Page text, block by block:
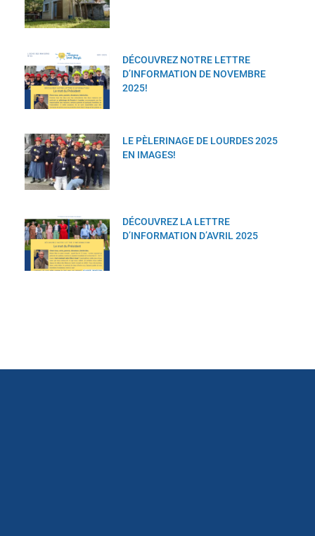
DÉCOUVREZ NOTRE LETTRE
D’INFORMATION DE NOVEMBRE
2025!
LE PÈLERINAGE DE LOURDES 2025
EN IMAGES!
DÉCOUVREZ LA LETTRE
D’INFORMATION D’AVRIL 2025